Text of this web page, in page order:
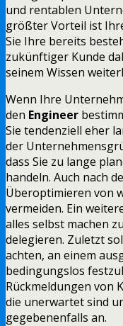
und rentablen
größter Vorteil ist
Sie Ihre bereits
zukünftiger Kunde
seinem Wissen
Wenn Ihre
den Engineer
Sie tendenziell eher
der
dass Sie zu lange
handeln. Auch nach
Überoptimieren von
vermeiden. Ein
alles selbst machen
delegieren. Zuletzt
achten, an einem
bedingungslos
Rückmeldungen von
die unerwartet sind
gegebenenfalls an.